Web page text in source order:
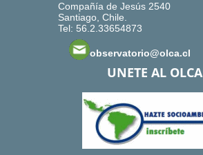
Compañía de Jesús 2540
Santiago, Chile.
Tel: 56.2.33654873
observatorio@olca.cl
UNETE AL OLCA